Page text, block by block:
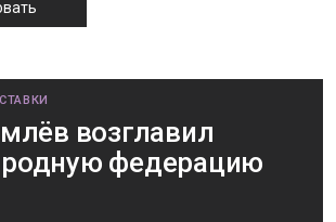
возглавил
федерацию